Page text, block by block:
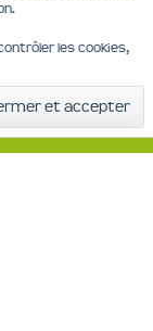
les cookies,